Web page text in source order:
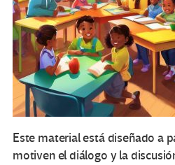
Este material está diseñado a
motiven el diálogo y la